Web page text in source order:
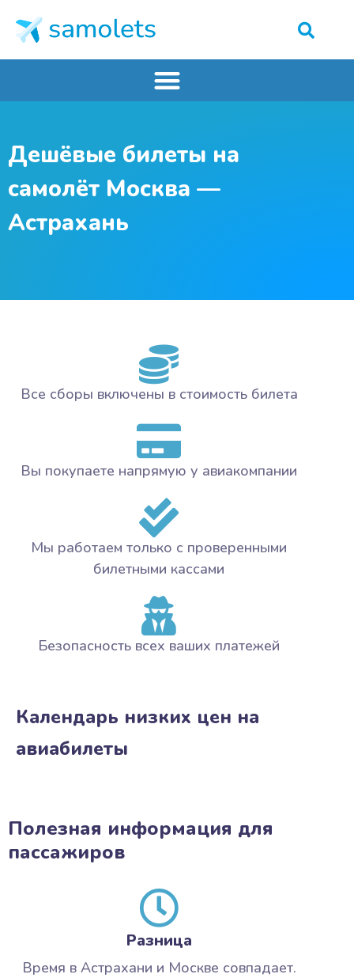
Дешёвые билеты на
самолёт Москва —
Астрахань
Все сборы включены в стоимость билета
Вы покупаете напрямую у авиакомпании
Мы работаем только с проверенными
билетными кассами
Безопасность всех ваших платежей
Календарь низких цен на
авиабилеты
Полезная информация для
пассажиров
Разница
Время в Астрахани и Москве совпадает.